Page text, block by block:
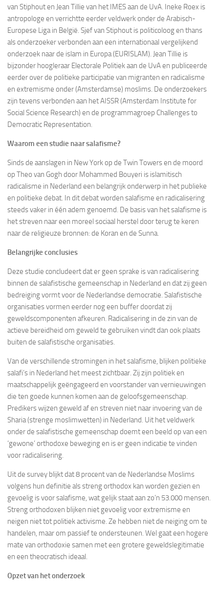
van Stiphout en Jean Tillie van het IMES aan de UvA. Ineke Roex is
antropologe en verrichtte eerder veldwerk onder de Arabisch-
Europese Liga in België. Sjef van Stiphout is politicoloog en thans
als onderzoeker verbonden aan een internationaal vergelijkend
onderzoek naar de islam in Europa (EURISLAM). Jean Tillie is
bijzonder hoogleraar Electorale Politiek aan de UvA en publiceerde
eerder over de politieke participatie van migranten en radicalisme
en extremisme onder (Amsterdamse) moslims. De onderzoekers
zijn tevens verbonden aan het AISSR (Amsterdam Institute for
Social Science Research) en de programmagroep Challenges to
Democratic Representation.
Waarom een studie naar salafisme?
Sinds de aanslagen in New York op de Twin Towers en de moord
op Theo van Gogh door Mohammed Bouyeri is islamitisch
radicalisme in Nederland een belangrijk onderwerp in het publieke
en politieke debat. In dit debat worden salafisme en radicalisering
steeds vaker in één adem genoemd. De basis van het salafisme is
het streven naar een moreel sociaal herstel door terug te keren
naar de religieuze bronnen: de Koran en de Sunna.
Belangrijke conclusies
Deze studie concludeert dat er geen sprake is van radicalisering
binnen de salafistische gemeenschap in Nederland en dat zij geen
bedreiging vormt voor de Nederlandse democratie. Salafistische
organisaties vormen eerder nog een buffer doordat zij
geweldscomponenten afkeuren. Radicalisering in de zin van de
actieve bereidheid om geweld te gebruiken vindt dan ook plaats
buiten de salafistische organisaties.
Van de verschillende stromingen in het salafisme, blijken politieke
salafi’s in Nederland het meest zichtbaar. Zij zijn politiek en
maatschappelijk geëngageerd en voorstander van vernieuwingen
die ten goede kunnen komen aan de geloofsgemeenschap.
Predikers wijzen geweld af en streven niet naar invoering van de
Sharia (strenge moslimwetten) in Nederland. Uit het veldwerk
onder de salafistische gemeenschap doemt een beeld op van een
‘gewone’ orthodoxe beweging en is er geen indicatie te vinden
voor radicalisering.
Uit de survey blijkt dat 8 procent van de Nederlandse Moslims
volgens hun definitie als streng orthodox kan worden gezien en
gevoelig is voor salafisme, wat gelijk staat aan zo’n 53.000 mensen.
Streng orthodoxen blijken niet gevoelig voor extremisme en
neigen niet tot politiek activisme. Ze hebben niet de neiging om te
handelen, maar om passief te ondersteunen. Wel gaat een hogere
mate van orthodoxie samen met een grotere geweldslegitimatie
en een theocratisch ideaal.
Opzet van het onderzoek